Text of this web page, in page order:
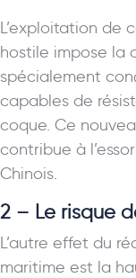
L’exploitation de
hostile impose la
spécialement
capables de
coque. Ce
contribue à
Chinois.
2 – Le risque
L’autre effet du
maritime est la